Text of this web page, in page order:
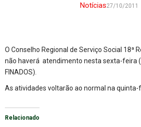
Notícias27/10/2011
O Conselho Regional de Serviço Social 18ª
não haverá atendimento nesta sexta-feira
FINADOS).
As atividades voltarão ao normal na quinta-
Relacionado